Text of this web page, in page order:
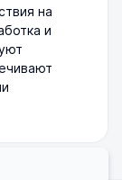
на
и